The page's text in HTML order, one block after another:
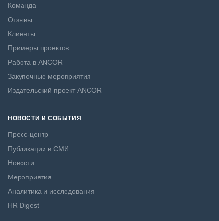
Команда
Отзывы
Клиенты
Примеры проектов
Работа в ANCOR
Закупочные мероприятия
Издательский проект ANCOR
НОВОСТИ И СОБЫТИЯ
Пресс-центр
Публикации в СМИ
Новости
Мероприятия
Аналитика и исследования
HR Digest